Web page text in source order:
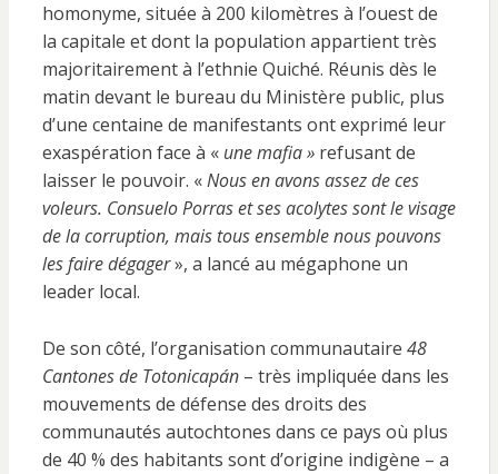
homonyme, située à 200 kilomètres à l’ouest de
la capitale et dont la population appartient très
majoritairement à l’ethnie Quiché. Réunis dès le
matin devant le bureau du Ministère public, plus
d’une centaine de manifestants ont exprimé leur
exaspération face à « une mafia »refusant de
laisser le pouvoir. «Nous en avons assez de ces
voleurs. Consuelo Porras et ses acolytes sont le visage
de la corruption, mais tous ensemble nous pouvons
les faire dégager », a lancé au mégaphone un
leader local.
De son côté, l’organisation communautaire 48
Cantones de Totonicapán– très impliquée dans les
mouvements de défense des droits des
communautés autochtones dans ce pays où plus
de 40 % des habitants sont d’origine indigène – a